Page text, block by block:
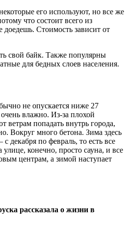
его используют, но все же
что состоит всего из
доедешь. Стоимость зависит от
свой байк. Также популярны
для бедных слоев населения.
не опускается ниже 27
влажно. Из-за плохой
ветрам попадать внутрь города,
Вокруг много бетона. Зима здесь
декабря по февраль, то есть все
конечно, просто сауна, и все
центрам, а зимой наступает